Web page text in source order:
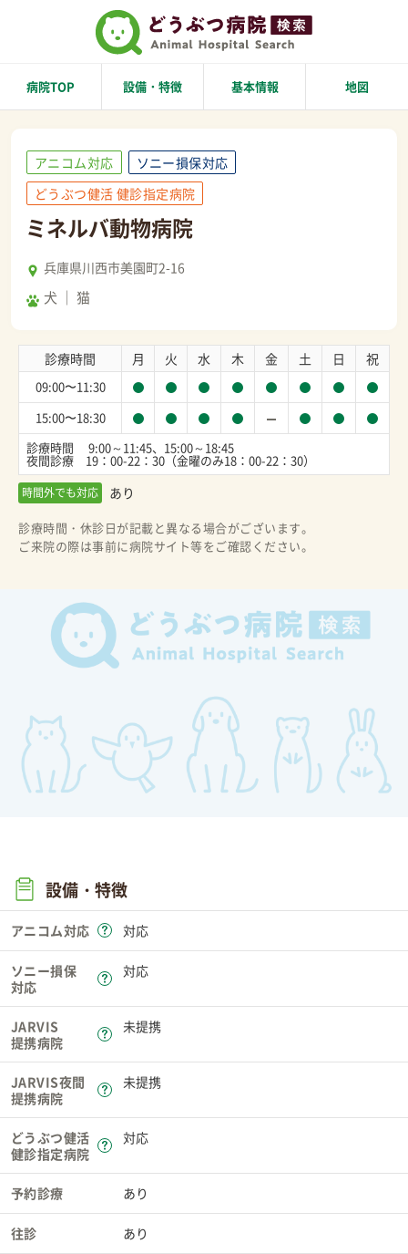
病院TOP 設備・特徴 基本情報 地図
アニコム対応
ソニー損保対応
どうぶつ健活 健診指定病院
ミネルバ動物病院
兵庫県川西市美園町2-16
犬 猫
診療時間 月 火 水 木 金 土 日 祝
09:00〜11:30
15:00〜18:30
診療時間 　9:00～11:45、15:00～18:45
夜間診療　19：00-22：30（金曜のみ18：00-22：30）
時間外でも対応 あり
診療時間・休診日が記載と異なる場合がございます。
ご来院の際は事前に病院サイト等をご確認ください。
設備・特徴
アニコム対応 対応
ソニー損保
対応
対応
JARVIS
提携病院
未提携
JARVIS夜間
提携病院
未提携
どうぶつ健活
健診指定病院
対応
予約診療 あり
往診 あり